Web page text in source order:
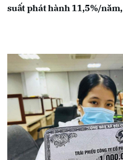
suất phát hành 11,5%/